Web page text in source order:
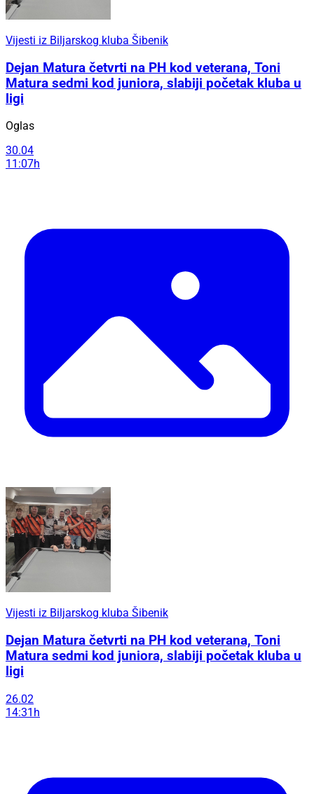
Vijesti iz Biljarskog kluba Šibenik
Dejan Matura četvrti na PH kod veterana, Toni
Matura sedmi kod juniora, slabiji početak kluba u
ligi
Oglas
30.04
11:07h
Vijesti iz Biljarskog kluba Šibenik
Dejan Matura četvrti na PH kod veterana, Toni
Matura sedmi kod juniora, slabiji početak kluba u
ligi
26.02
14:31h